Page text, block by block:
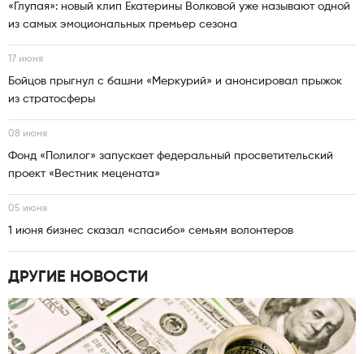
«Глупая»: новый клип Екатерины Волковой уже называют одной
из самых эмоциональных премьер сезона
17 июня
Бойцов прыгнул с башни «Меркурий» и анонсировал прыжок
из стратосферы
08 июня
Фонд «Полилог» запускает федеральный просветительский
проект «Вестник мецената»
05 июня
1 июня бизнес сказал «спасибо» семьям волонтеров
ДРУГИЕ НОВОСТИ